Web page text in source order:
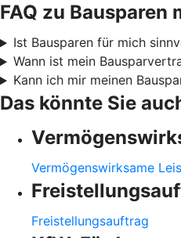
FAQ zu
Ist Bausparen für mich
Wann ist mein
Kann ich mir meinen
Das könnte Sie
Vermögenswirksame
Freistellungsauftrag